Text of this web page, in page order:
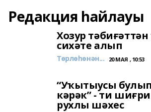
Редакция һайлауы
Хозур
сихәте алып
Төрлөһөнән... 20 МАЯ , 10:53
“Уҡытыусы
кәрәк” - ти
рухлы шәхес